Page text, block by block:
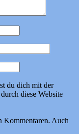
du dich mit der
diese Website
Kommentaren. Auch